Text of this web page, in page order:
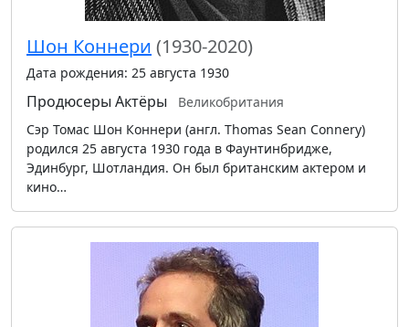
Шон Коннери (1930-2020)
Дата рождения: 25 августа 1930
Продюсеры Актёры
Великобритания
Сэр Томас Шон Коннери (англ. Thomas Sean Connery)
родился 25 августа 1930 года в Фаунтинбридже,
Эдинбург, Шотландия. Он был британским актером и
кино…